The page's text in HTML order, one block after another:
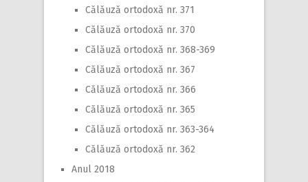
Călăuză ortodoxă nr. 371
Călăuză ortodoxă nr. 370
Călăuză ortodoxă nr. 368-369
Călăuză ortodoxă nr. 367
Călăuză ortodoxă nr. 366
Călăuză ortodoxă nr. 365
Călăuză ortodoxă nr. 363-364
Călăuză ortodoxă nr. 362
Anul 2018